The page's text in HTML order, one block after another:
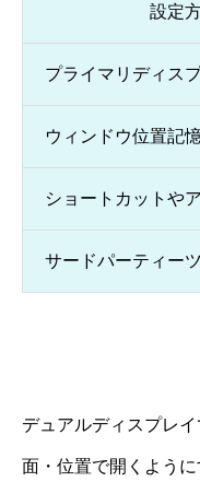
設定
プライマリディス
ウィンドウ位置記
ショートカットや
サードパーティー
デュアルディスプレ
面・位置で開くよう